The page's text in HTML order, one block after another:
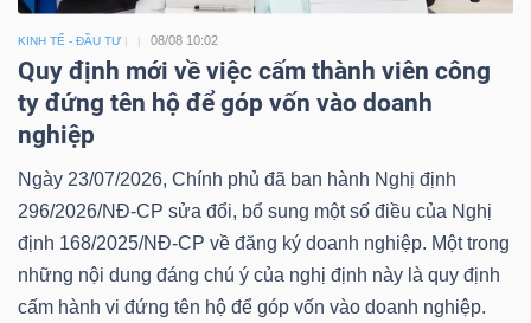
KINH TẾ - ĐẦU TƯ 08/08 10:02
Quy định mới về việc cấm thành viên công
ty đứng tên hộ để góp vốn vào doanh
nghiệp
Ngày 23/07/2026, Chính phủ đã ban hành Nghị định
296/2026/NĐ-CP sửa đổi, bổ sung một số điều của Nghị
định 168/2025/NĐ-CP về đăng ký doanh nghiệp. Một trong
những nội dung đáng chú ý của nghị định này là quy định
cấm hành vi đứng tên hộ để góp vốn vào doanh nghiệp.